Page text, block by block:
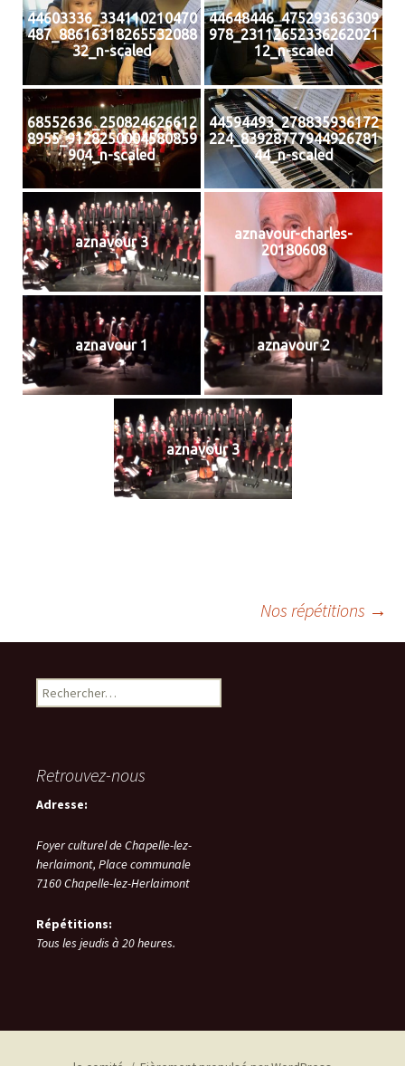
44603336_334110210470
487_88616318265532088
32_n-scaled
44648446_475293636309
978_23112652336262021
12_n-scaled
68552636_250824626612
8955_9128250004580859
904_n-scaled
44594493_278835936172
224_83928777944926781
44_n-scaled
aznavour 3
aznavour-charles-
20180608
aznavour 1 aznavour 2
aznavour 3
des
Nos répétitions →
Rechercher :
Retrouvez-nous
Adresse:
Foyer culturel de Chapelle-lez-
herlaimont, Place communale
7160Chapelle-lez-Herlaimont
Répétitions:
Tous les jeudis à 20 heures.